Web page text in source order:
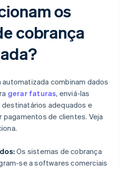
os
cobrança
combinam dados
gerar faturas, enviá-las
adequados e
pagamentos de clientes. Veja
Os sistemas de cobrança
se a softwares comerciais